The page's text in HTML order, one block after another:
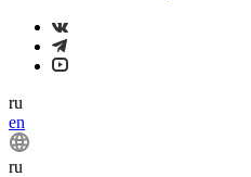
ru
en
ru